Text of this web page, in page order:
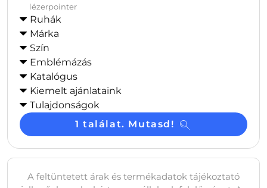
lézerpointer
Ruhák
Márka
Szín
Emblémázás
Katalógus
Kiemelt ajánlataink
Tulajdonságok
1 találat. Mutasd!
A feltüntetett árak és termékadatok tájékoztató